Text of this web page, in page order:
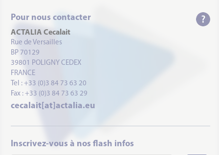
Pour nous contacter
ACTALIA Cecalait
Rue de Versailles
BP 70129
39801 POLIGNY CEDEX
FRANCE
Tel : +33 (0)3 84 73 63 20
Fax : +33 (0)3 84 73 63 29
cecalait[at]actalia.eu
Inscrivez-vous à nos flash infos